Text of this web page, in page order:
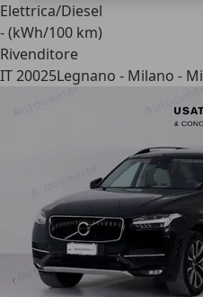
Elettrica/Diesel
- (kWh/100 km)
Rivenditore
IT 20025Legnano - Milano - Mi